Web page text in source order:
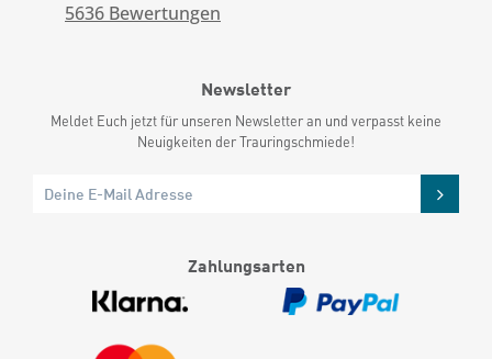
5636 Bewertungen
Newsletter
Meldet Euch jetzt für unseren Newsletter an und verpasst keine
Neuigkeiten der Trauringschmiede!
Zahlungsarten